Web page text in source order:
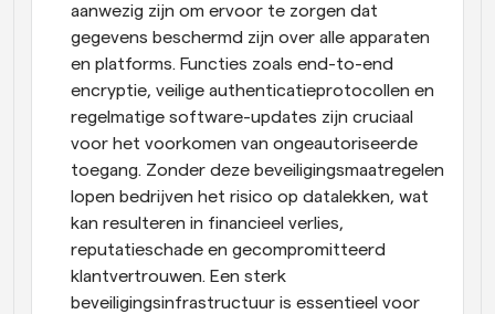
aanwezig zijn om ervoor te zorgen dat
gegevens beschermd zijn over alle apparaten
en platforms. Functies zoals end-to-end
encryptie, veilige authenticatieprotocollen en
regelmatige software-updates zijn cruciaal
voor het voorkomen van ongeautoriseerde
toegang. Zonder deze beveiligingsmaatregelen
lopen bedrijven het risico op datalekken, wat
kan resulteren in financieel verlies,
reputatieschade en gecompromitteerd
klantvertrouwen. Een sterk
beveiligingsinfrastructuur is essentieel voor